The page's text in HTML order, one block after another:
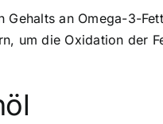
an Omega-3-
um die Oxidation der